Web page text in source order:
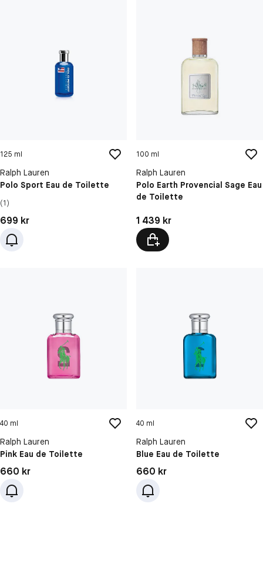
125 ml
Ralph Lauren
Polo Sport Eau de Toilette
(1)
Pris: 699 kr
699 kr
100 ml
Ralph Lauren
Polo Earth Provencial Sage Eau
de Toilette
Pris: 1 439 kr
1 439 kr
40 ml
Ralph Lauren
Pink Eau de Toilette
Pris: 660 kr
660 kr
40 ml
Ralph Lauren
Blue Eau de Toilette
Pris: 660 kr
660 kr